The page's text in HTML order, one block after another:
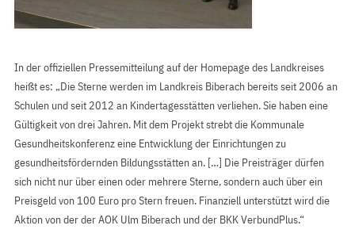
In der offiziellen Pressemitteilung auf der Homepage des Landkreises
heißt es: „Die Sterne werden im Landkreis Biberach bereits seit 2006 an
Schulen und seit 2012 an Kindertagesstätten verliehen. Sie haben eine
Gültigkeit von drei Jahren. Mit dem Projekt strebt die Kommunale
Gesundheitskonferenz eine Entwicklung der Einrichtungen zu
gesundheitsfördernden Bildungsstätten an. […] Die Preisträger dürfen
sich nicht nur über einen oder mehrere Sterne, sondern auch über ein
Preisgeld von 100 Euro pro Stern freuen. Finanziell unterstützt wird die
Aktion von der der AOK Ulm Biberach und der BKK VerbundPlus.“